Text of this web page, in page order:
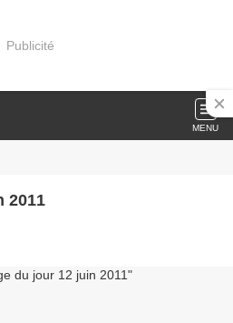
Publicité
MENU
2011